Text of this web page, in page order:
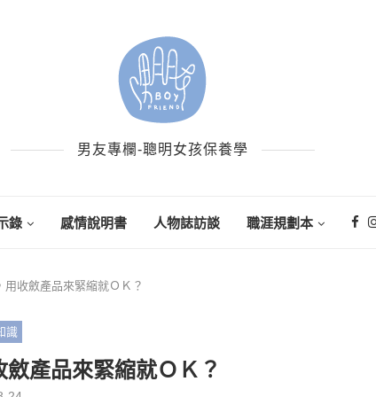
男友專欄-聰明女孩保養學
錄 感情說明書 人物誌訪談 職涯規劃本
收斂產品來緊縮就ＯＫ？
識
產品來緊縮就ＯＫ？